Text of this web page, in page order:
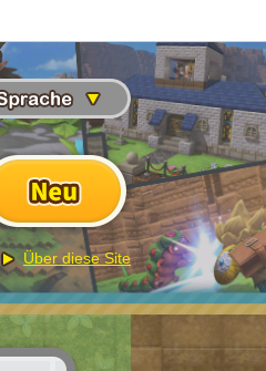
Über diese Site